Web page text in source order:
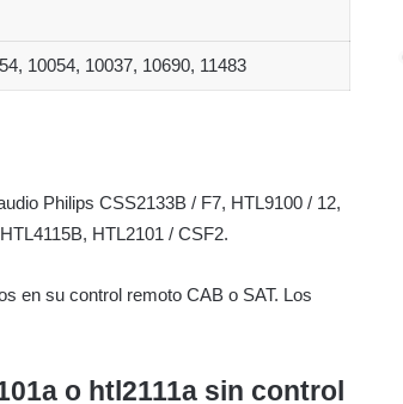
10054, 10037, 10690, 11483
Philips CSS2133B / F7, HTL9100 / 12,
HTL2101 / CSF2.
en su control remoto CAB o SAT. Los
o htl2111a sin control